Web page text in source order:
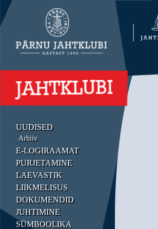
UUDISED
Arhiiv
E-LOGIRAAMAT
PURJETAMINE
LAEVASTIK
LIIKMELISUS
DOKUMENDID
JUHTIMINE
SÜMBOOLIKA